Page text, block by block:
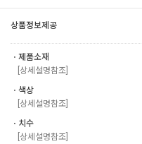
상품정보제공
ㆍ제품소재
[상세설명참조]
ㆍ색상
[상세설명참조]
ㆍ치수
[상세설명참조]